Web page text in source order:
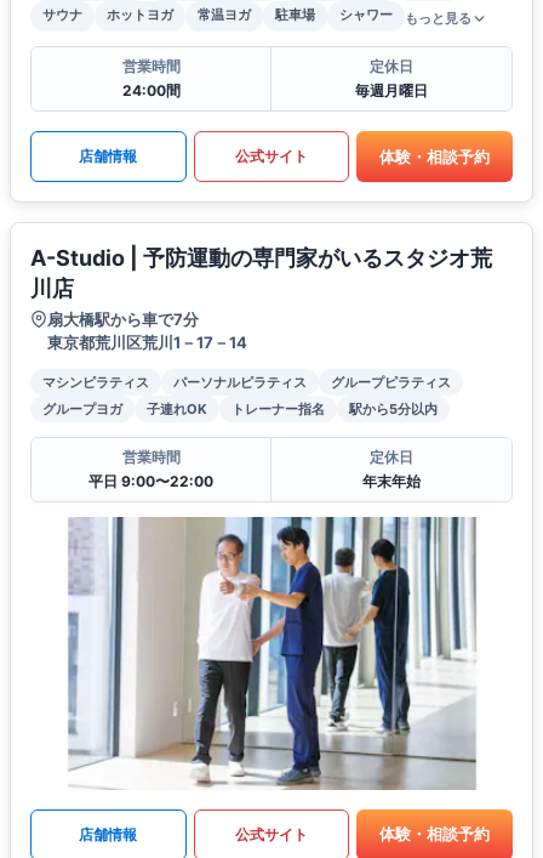
サウナ ホットヨガ 常温ヨガ 駐車場 シャワー もっと見る
営業時間
24:00間
定休日
毎週月曜日
店舗情報 公式サイト 体験・相談予約
A-Studio | 予防運動の専門家がいるスタジオ荒
川店
扇大橋駅から車で7分
東京都荒川区荒川1－17－14
マシンピラティス パーソナルピラティス
グループピラティス
グループヨガ
子連れOK トレーナー指名 駅から5分以内
営業時間
平日 9:00〜22:00
定休日
年末年始
店舗情報 公式サイト 体験・相談予約